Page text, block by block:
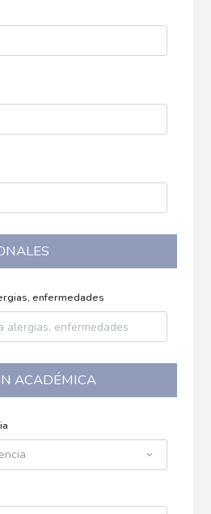
enfermedades
ACADÉMICA